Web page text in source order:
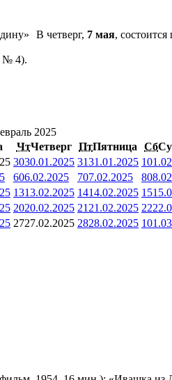
В четверг, 7 мая,
№ 4).
2025
ЧтЧетверг ПтПятница Сб
3030.01.2025 3131.01.2025 1
606.02.2025 707.02.2025 8
1313.02.2025 1414.02.2025 15
2020.02.2025 21 21.02.2025 22
2727.02.2025 2828.02.2025 1